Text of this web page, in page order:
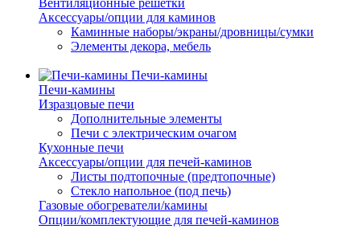
Вентиляционные решетки
Аксессуары/опции для каминов
Каминные наборы/экраны/дровницы/сумки
Элементы декора, мебель
Печи-камины
Печи-камины
Изразцовые печи
Дополнительные элементы
Печи с электрическим очагом
Кухонные печи
Аксессуары/опции для печей-каминов
Листы подтопочные (предтопочные)
Стекло напольное (под печь)
Газовые обогреватели/камины
Опции/комплектующие для печей-каминов